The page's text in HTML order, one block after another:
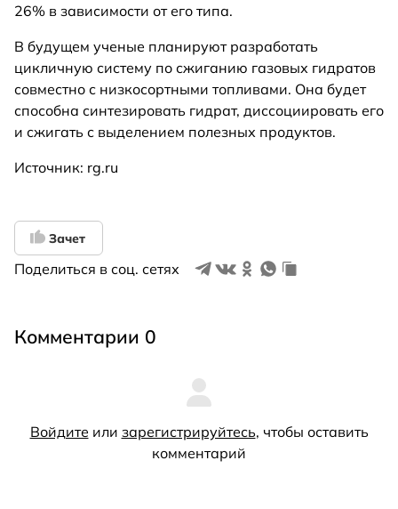
26% в зависимости от его типа.
В будущем ученые планируют разработать
цикличную систему по сжиганию газовых гидратов
совместно с низкосортными топливами. Она будет
способна синтезировать гидрат, диссоциировать его
и сжигать с выделением полезных продуктов.
Источник: rg.ru
Зачет
Поделиться в соц. сетях
Комментарии 0
Войдите или зарегистрируйтесь, чтобы оставить
комментарий